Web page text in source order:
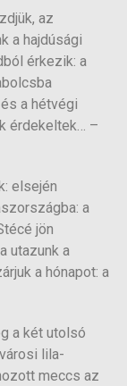
az
a hajdúsági
érkezik: a
a hétvégi
érdekeltek… –
elsején
a
jön
utazunk a
a hónapot: a
a két utolsó
lila-
meccs az